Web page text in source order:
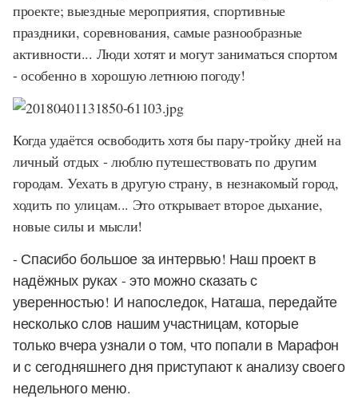
проекте; выездные мероприятия, спортивные
праздники, соревнования, самые разнообразные
активности... Люди хотят и могут заниматься спортом
- особенно в хорошую летнюю погоду!
Когда удаётся освободить хотя бы пару-тройку дней на
личный отдых - люблю путешествовать по другим
городам. Уехать в другую страну, в незнакомый город,
ходить по улицам... Это открывает второе дыхание,
новые силы и мысли!
- Спасибо большое за интервью! Наш проект в
надёжных руках - это можно сказать с
уверенностью! И напоследок, Наташа, передайте
несколько слов нашим участницам, которые
только вчера узнали о том, что попали в Марафон
и с сегодняшнего дня приступают к анализу своего
недельного меню.